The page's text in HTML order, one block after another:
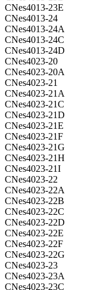
CNes4013-23E
CNes4013-24
CNes4013-24A
CNes4013-24C
CNes4013-24D
CNes4023-20
CNes4023-20A
CNes4023-21
CNes4023-21A
CNes4023-21C
CNes4023-21D
CNes4023-21E
CNes4023-21F
CNes4023-21G
CNes4023-21H
CNes4023-21I
CNes4023-22
CNes4023-22A
CNes4023-22B
CNes4023-22C
CNes4023-22D
CNes4023-22E
CNes4023-22F
CNes4023-22G
CNes4023-23
CNes4023-23A
CNes4023-23C